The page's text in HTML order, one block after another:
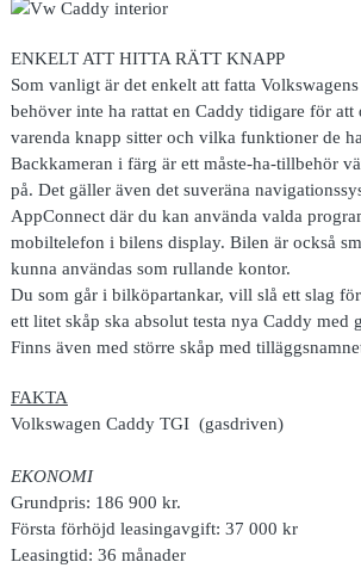
ENKELT ATT HITTA RÄTT KNAPP
Som vanligt är det enkelt att fatta
behöver inte ha rattat en Caddy tidigare för
varenda knapp sitter och vilka funktioner de
Backkameran i färg är ett måste-ha-tillbehör
på. Det gäller även det suveräna
AppConnect där du kan använda valda
mobiltelefon i bilens display. Bilen är också
kunna användas som rullande kontor.
Du som går i bilköpartankar, vill slå ett slag
ett litet skåp ska absolut testa nya Caddy med
Finns även med större skåp med
FAKTA
Volkswagen Caddy TGI (gasdriven)
EKONOMI
Grundpris: 186 900 kr.
Första förhöjd leasingavgift: 37 000 kr
Leasingtid: 36 månader